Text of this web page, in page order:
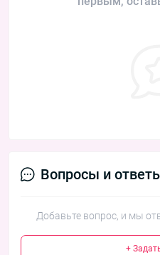
Вопросы и
Добавьте вопрос, и мы
+